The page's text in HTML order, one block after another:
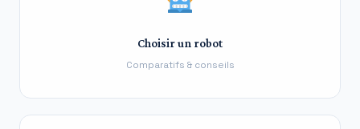
Choisir un robot
Comparatifs & conseils